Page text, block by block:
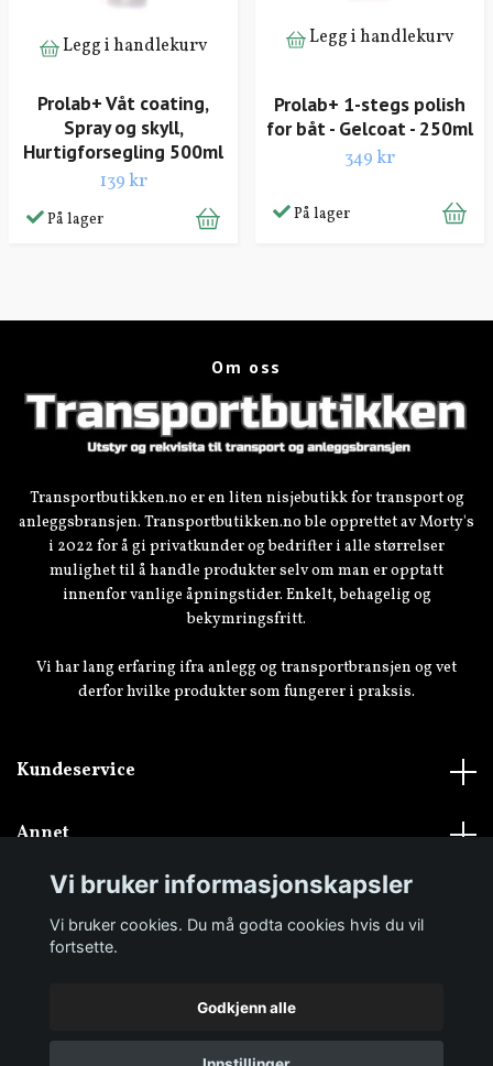
Legg i handlekurv
Prolab+ Våt coating,
Spray og skyll,
Hurtigforsegling 500ml
139 kr
På lager
Legg i handlekurv
Prolab+ 1-stegs polish
for båt - Gelcoat - 250ml
349 kr
På lager
Om oss
Transportbutikken.no er en liten nisjebutikk for transport og
anleggsbransjen. Transportbutikken.no ble opprettet av Morty's
i 2022 for å gi privatkunder og bedrifter i alle størrelser
mulighet til å handle produkter selv om man er opptatt
innenfor vanlige åpningstider. Enkelt, behagelig og
bekymringsfritt.
Vi har lang erfaring ifra anlegg og transportbransjen og vet
derfor hvilke produkter som fungerer i praksis.
Kundeservice
Annet
© 2026 Transportbutikken.no
Vi bruker informasjonskapsler
Vi bruker cookies. Du må godta cookies hvis du vil
fortsette.
Godkjenn alle